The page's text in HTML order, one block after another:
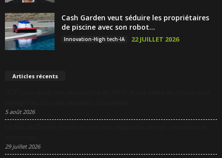
Cash Garden veut séduire les propriétaires
de piscine avec son robot...
Innovation-High tech-IA 22 JUILLET 2026
Articles récents
5 août 2026
29 juillet 2026